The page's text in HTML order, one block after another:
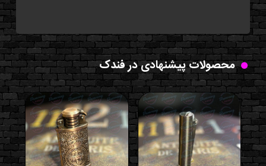
محصولات پیشنهادی در فندک